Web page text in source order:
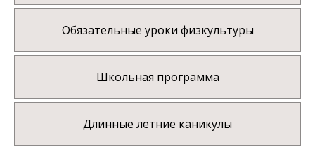
Обязательные уроки физкультуры
Школьная программа
Длинные летние каникулы